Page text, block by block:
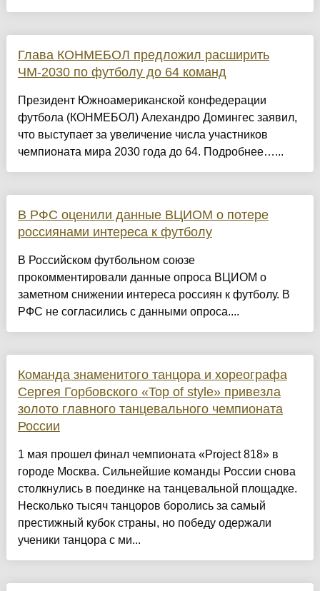
Глава КОНМЕБОЛ предложил расширить
ЧМ‑2030 по футболу до 64 команд
Президент Южноамериканской конфедерации
футбола (КОНМЕБОЛ) Алехандро Домингес заявил,
что выступает за увеличение числа участников
чемпионата мира 2030 года до 64. Подробнее…...
В РФС оценили данные ВЦИОМ о потере
россиянами интереса к футболу
В Российском футбольном союзе
прокомментировали данные опроса ВЦИОМ о
заметном снижении интереса россиян к футболу. В
РФС не согласились с данными опроса....
Команда знаменитого танцора и хореографа
Сергея Горбовского «Top of style» привезла
золото главного танцевального чемпионата
России
1 мая прошел финал чемпионата «Project 818» в
городе Москва. Сильнейшие команды России снова
столкнулись в поединке на танцевальной площадке.
Несколько тысяч танцоров боролись за самый
престижный кубок страны, но победу одержали
ученики танцора с ми...